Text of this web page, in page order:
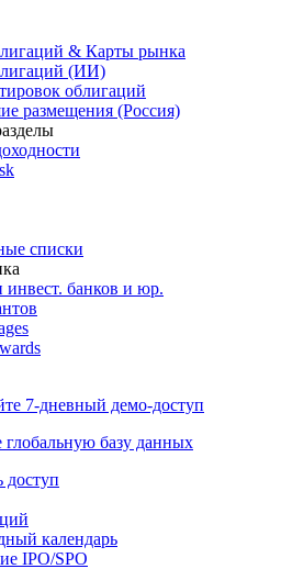
& Карты рынка
(ИИ)
облигаций
размещения (Россия)
списки
инвест. банков и юр.
7-дневный демо-доступ
глобальную базу данных
доступ
календарь
IPO/SPO